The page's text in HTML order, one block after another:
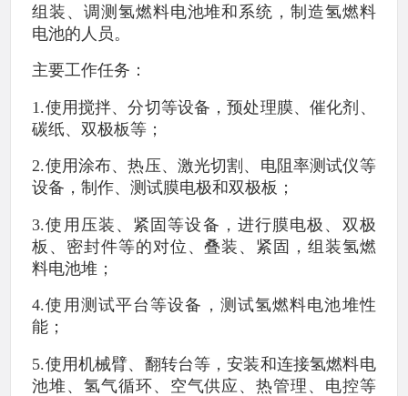
组装、调测氢燃料电池堆和系统，制造氢燃料
电池的人员。
主要工作任务：
1.使用搅拌、分切等设备，预处理膜、催化剂、
碳纸、双极板等；
2.使用涂布、热压、激光切割、电阻率测试仪等
设备，制作、测试膜电极和双极板；
3.使用压装、紧固等设备，进行膜电极、双极
板、密封件等的对位、叠装、紧固，组装氢燃
料电池堆；
4.使用测试平台等设备，测试氢燃料电池堆性
能；
5.使用机械臂、翻转台等，安装和连接氢燃料电
池堆、氢气循环、空气供应、热管理、电控等